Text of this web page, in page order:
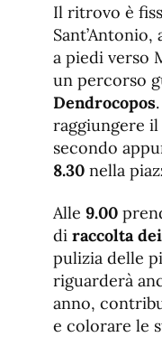
Il ritrovo è
a piedi verso
un percorso
Dendrocopos
raggiungere
secondo
8.30 nella
Alle 9.00
di raccolta
pulizia delle
riguarderà
anno,
e colorare le